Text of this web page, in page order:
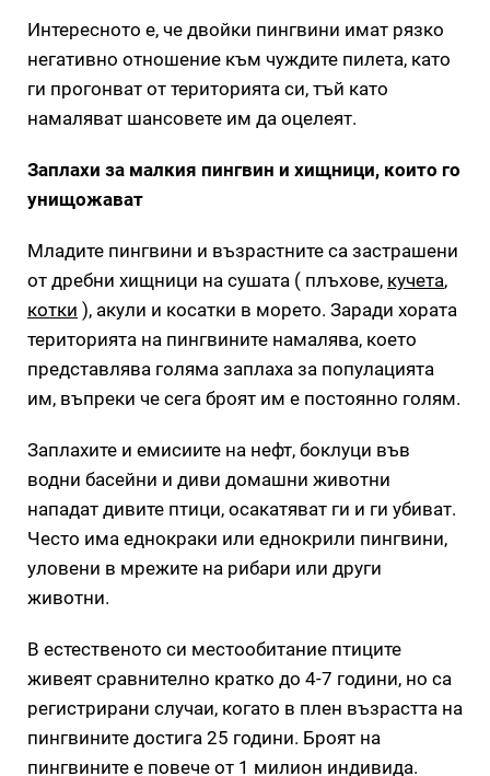
Интересното е, че двойки пингвини имат рязко
негативно отношение към чуждите пилета, като
ги прогонват от територията си, тъй като
намаляват шансовете им да оцелеят.
Заплахи за малкия пингвин и хищници, които го
унищожават
Младите пингвини и възрастните са застрашени
от дребни хищници на сушата ( плъхове, кучета,
котки ), акули и косатки в морето. Заради хората
територията на пингвините намалява, което
представлява голяма заплаха за популацията
им, въпреки че сега броят им е постоянно голям.
Заплахите и емисиите на нефт, боклуци във
водни басейни и диви домашни животни
нападат дивите птици, осакатяват ги и ги убиват.
Често има еднокраки или еднокрили пингвини,
уловени в мрежите на рибари или други
животни.
В естественото си местообитание птиците
живеят сравнително кратко до 4-7 години, но са
регистрирани случаи, когато в плен възрастта на
пингвините достига 25 години. Броят на
пингвините е повече от 1 милион индивида.